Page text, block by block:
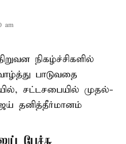
am
நிகழ்ச்சிகளில்
பாடுவதை
சட்டசபையில் முதல்-
தனித்தீர்மானம்